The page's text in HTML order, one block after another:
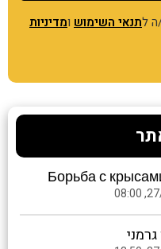
לתנאי השימוש ומדיניות
Борьба с